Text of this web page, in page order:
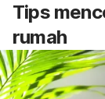
Tips
rumah